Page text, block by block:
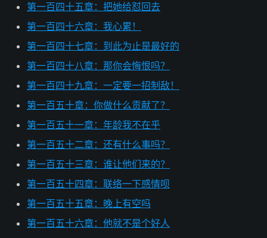
第一百四十五章：把她给怼回去
第一百四十六章：我心累！
第一百四十七章：到此为止是最好的
第一百四十八章：那你会悔恨吗？
第一百四十九章：一定要一招制敌！
第一百五十章：你做什么贡献了？
第一百五十一章：年龄我不在乎
第一百五十二章：还有什么事吗？
第一百五十三章：谁让他们来的？
第一百五十四章：联络一下感情呗
第一百五十五章：晚上有空吗
第一百五十六章：他就不是个好人